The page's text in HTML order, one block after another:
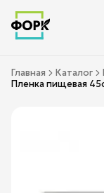
Главная Каталог
Пленка пищевая